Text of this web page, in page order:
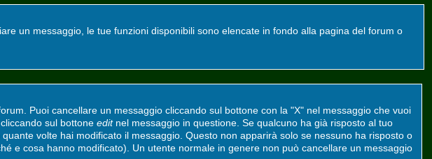
un messaggio, le tue funzioni disponibili sono elencate in fondo alla pagina del forum o
Puoi cancellare un messaggio cliccando sul bottone con la "X" nel messaggio che vuoi
sul bottone editnel messaggio in questione. Se qualcuno ha già risposto al tuo
volte hai modificato il messaggio. Questo non apparirà solo se nessuno ha risposto o
e cosa hanno modificato). Un utente normale in genere non può cancellare un messaggio